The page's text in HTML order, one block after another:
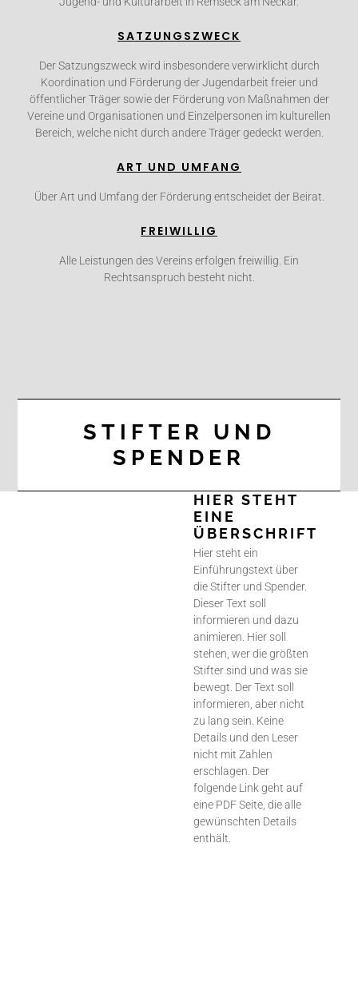
SATZUNGSZWECK
Der Satzungszweck wird insbesondere verwirklicht durch
Koordination und Förderung der Jugendarbeit freier und
öffentlicher Träger sowie der Förderung von Maßnahmen der
Vereine und Organisationen und Einzelpersonen im kulturellen
Bereich, welche nicht durch andere Träger gedeckt werden.
ART UND UMFANG
Über Art und Umfang der Förderung entscheidet der Beirat.
FREIWILLIG
Alle Leistungen des Vereins erfolgen freiwillig. Ein
Rechtsanspruch besteht nicht.
STIFTER UND
SPENDER
HIER STEHT
EINE
ÜBERSCHRIFT
Hier steht ein
Einführungstext über
die Stifter und Spender.
Dieser Text soll
informieren und dazu
animieren. Hier soll
stehen, wer die größten
Stifter sind und was sie
bewegt. Der Text soll
informieren, aber nicht
zu lang sein. Keine
Details und den Leser
nicht mit Zahlen
erschlagen. Der
folgende Link geht auf
eine PDF Seite, die alle
gewünschten Details
enthält.